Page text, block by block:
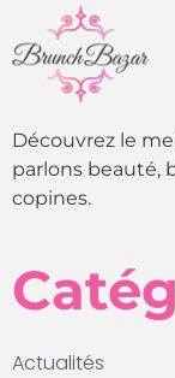
Découvrez le
parlons beauté,
copines.
Actualités